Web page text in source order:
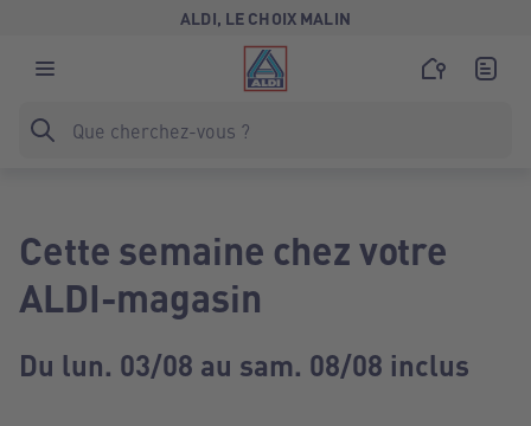
ALDI, LE CHOIX MALIN
Cette semaine chez votre
ALDI-magasin
Du lun. 03/08 au sam. 08/08 inclus